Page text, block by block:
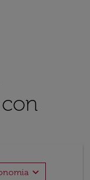
expand_more